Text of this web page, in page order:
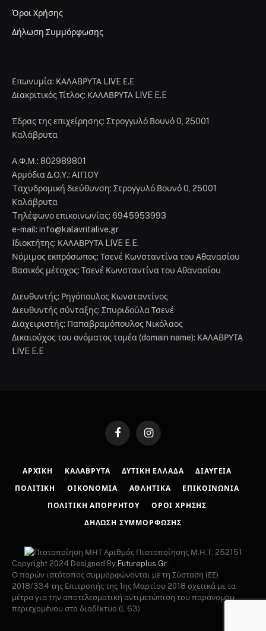
Όροι Χρήσης
Δήλωση Συμμόρφωσης
Επωνυμία: ΚΑΛΑΒΡΥΤΑ LIVE Ε.Ε
Διακριτικός Τίτλος: ΚΑΛΑΒΡΥΤΑ LIVE E.E
Έδρας της επιχείρησης: Στρογγυλό Βουνό 0, 25001
Καλάβρυτα
Α.Φ.Μ.: 802989801
Αρμόδια Δ.Ο.Υ.: ΑΙΓΙΟΥ
Tαχυδρομική διεύθυνση: Στρογγυλό Βουνό 0, 25001
Καλάβρυτα
Tηλέφωνο επικοινωνίας: 6945953993
e-mail: info@kalavritalive.gr
Iδιοκτήτης: ΚΑΛΑΒΡΥΤΑ LIVE E.E.
Νόμιμος εκπρόσωπος: Τσενέ Κωνσταντίνα του Αθανασίου
Βασικός μέτοχος: Τσενέ Κωνσταντίνα του Αθανασίου
Διευθυντής: Ρηγόπουλος Κωνσταντίνος
Διευθυντής σύνταξης: Σπυριδούλα Τσενέ
Διαχειριστής: Παπαβραμόπουλος Νικόλαος
Δικαιούχος του ονόματος τομέα (domain name): ΚΑΛΑΒΡΥΤΑ
LIVE E.E
FacebookInstagram
ΑΡΧΙΚΉ ΚΑΛΆΒΡΥΤΑ ΔΥΤΙΚΉ ΕΛΛΆΔΑ ΔΙΑΎΓΕΙΑ
ΠΟΛΙΤΙΚΉ ΟΙΚΟΝΟΜΊΑ ΑΘΛΗΤΙΚΆ ΕΠΙΚΟΙΝΩΝΊΑ
ΠΟΛΙΤΙΚΉ ΑΠΟΡΡΉΤΟΥ ΌΡΟΙ ΧΡΉΣΗΣ
ΔΉΛΩΣΗ ΣΥΜΜΌΡΦΩΣΗΣ
Αριθμός Πιστοποίησης Μ.Η.Τ. 252151
Copyright 2024 Designed By Futureplus.Gr .
Ο παρών ιστότοπος συμμορφώνονται με τη Σύσταση (ΕΕ)
2018/334 της Επιτροπής της 1ης Μαρτίου 2018 σχετικά με τα
μέτρα για την αποτελεσματική αντιμετώπιση του παράνομου
περιεχομένου στο διαδίκτυο (L 63)